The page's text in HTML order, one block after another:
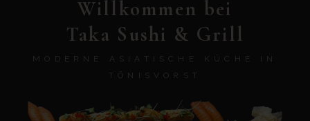
Willkommen bei
Taka Sushi & Grill
MODERNE ASIATISCHE KÜCHE IN
TÖNISVORST